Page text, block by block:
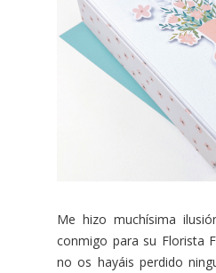
Me hizo muchísima
conmigo para su Florista
no os hayáis perdido